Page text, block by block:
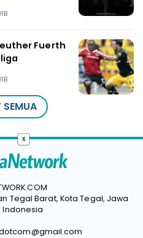
Fuerth
SEMUA
Tegal Barat, Kota Tegal, Jawa
Indonesia
x